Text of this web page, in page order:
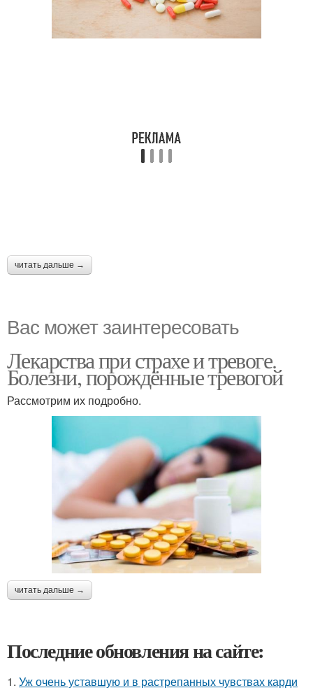
читать дальше →
Вас может заинтересовать
Лекарства при страхе и тревоге.
Болезни, порождённые тревогой
Рассмотрим их подробно.
читать дальше →
Последние обновления на сайте:
1. Уж очень уставшую и в растрепанных чувствах карди